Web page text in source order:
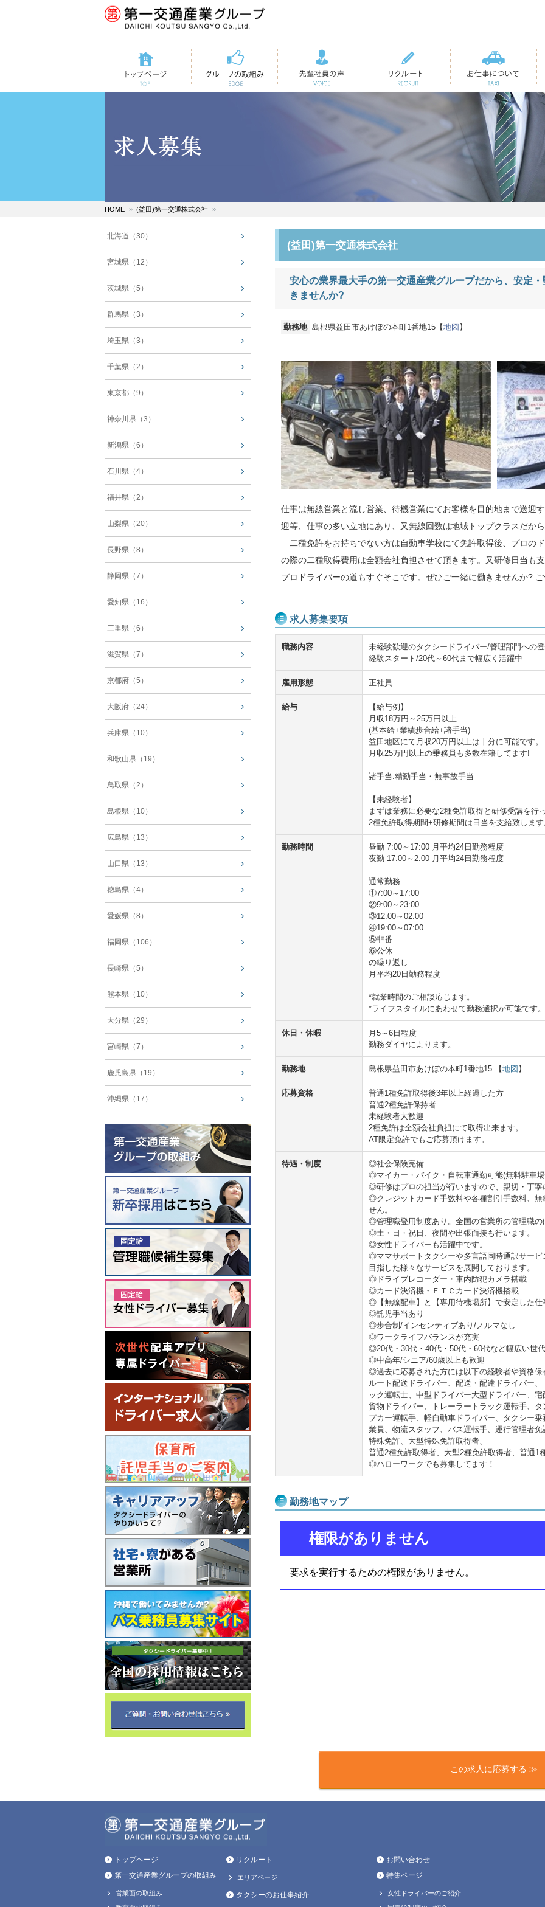
トップページ 第一交通の取組み 先輩社員の声 リクルート お仕事について
HOME (益田)第一交通株式会社
(益田)第一交通株式会社
安心の業界最大手の第一交通産業グループだから、安定
きませんか?
勤務地 島根県益田市あけぼの本町1番地15【地図 】
仕事は無線営業と流し営業、待機営業にてお客様を目的地まで送迎
迎等、仕事の多い立地にあり、又無線回数は地域トップクラスだか
二種免許をお持ちでない方は自動車学校にて免許取得後、プロの
の際の二種取得費用は全額会社負担させて頂きます。又研修日当も
プロドライバーの道もすぐそこです。ぜひご一緒に働きませんか?
求人募集要項
職務内容
未経験歓迎のタクシードライバー/管理部門への
経験スタート/20代～60代まで幅広く活躍中
雇用形態 正社員
給与
【給与例】
月収18万円～25万円以上
(基本給+業績歩合給+諸手当)
益田地区にて月収20万円以上は十分に可能です。
月収25万円以上の乗務員も多数在籍してます!
諸手当:精勤手当・無事故手当
【未経験者】
まずは業務に必要な2種免許取得と研修受講を行
2種免許取得期間+研修期間は日当を支給致しま
勤務時間
昼勤 7:00～17:00 月平均24日勤務程度
夜勤 17:00～2:00 月平均24日勤務程度
通常勤務
①7:00～17:00
②9:00～23:00
③12:00～02:00
④19:00～07:00
⑤非番
⑥公休
の繰り返し
月平均20日勤務程度
*就業時間のご相談応じます。
*ライフスタイルにあわせて勤務選択が可能です。
休日・休暇
月5～6日程度
勤務ダイヤによります。
勤務地 島根県益田市あけぼの本町1番地15 【地図 】
応募資格
普通1種免許取得後3年以上経過した方
普通2種免許保持者
未経験者大歓迎
2種免許は全額会社負担にて取得出来ます。
AT限定免許でもご応募頂けます。
待遇・制度
◎社会保険完備
◎マイカー・バイク・自転車通勤可能(無料駐車
◎研修はプロの担当が行いますので、親切・丁寧
◎クレジットカード手数料や各種割引手数料、
せん。
◎管理職登用制度あり。全国の営業所の管理職
◎土・日・祝日、夜間や出張面接も行います。
◎女性ドライバーも活躍中です。
◎ママサポートタクシーや多言語同時通訳サー
目指した様々なサービスを展開しております。
◎ドライブレコーダー・車内防犯カメラ搭載
◎カード決済機・ＥＴＣカード決済機搭載
◎【無線配車】と【専用待機場所】で安定した仕
◎託児手当あり
◎歩合制/インセンティブあり/ノルマなし
◎ワークライフバランスが充実
◎20代・30代・40代・50代・60代など幅広い世
◎中高年/シニア/60歳以上も歓迎
◎過去に応募された方には以下の経験者や資格保
ルート配送ドライバー、配送・配達ドライバー
ック運転士、中型ドライバー大型ドライバー、
貨物ドライバー、トレーラートラック運転手、
プカー運転手、軽自動車ドライバー、タクシー
業員、物流スタッフ、バス運転手、運行管理者
特殊免許、大型特殊免許取得者、
普通2種免許取得者、大型2種免許取得者、普通1
◎ハローワークでも募集してます！
勤務地マップ
この求人に応募する ≫
北海道（30）
宮城県（12）
茨城県（5）
群馬県（3）
埼玉県（3）
千葉県（2）
東京都（9）
神奈川県（3）
新潟県（6）
石川県（4）
福井県（2）
山梨県（20）
長野県（8）
静岡県（7）
愛知県（16）
三重県（6）
滋賀県（7）
京都府（5）
大阪府（24）
兵庫県（10）
和歌山県（19）
鳥取県（2）
島根県（10）
広島県（13）
山口県（13）
徳島県（4）
愛媛県（8）
福岡県（106）
長崎県（5）
熊本県（10）
大分県（29）
宮崎県（7）
鹿児島県（19）
沖縄県（17）
トップページ
第一交通産業グループの取組み
営業面の取組み
リクルート
エリアページ
タクシーのお仕事紹介
お問い合わせ
特集ページ
女性ドライバーのご紹介